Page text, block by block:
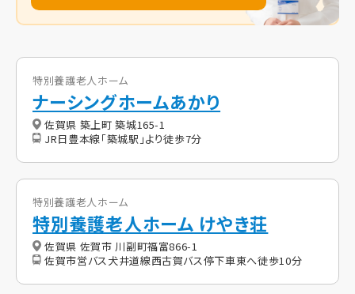
特別養護老人ホーム
ナーシングホームあかり
佐賀県 築上町 築城165-1
JR日豊本線「築城駅」より徒歩7分
特別養護老人ホーム
特別養護老人ホーム けやき荘
佐賀県 佐賀市 川副町福富866-1
佐賀市営バス犬井道線西古賀バス停下車東へ徒歩10分